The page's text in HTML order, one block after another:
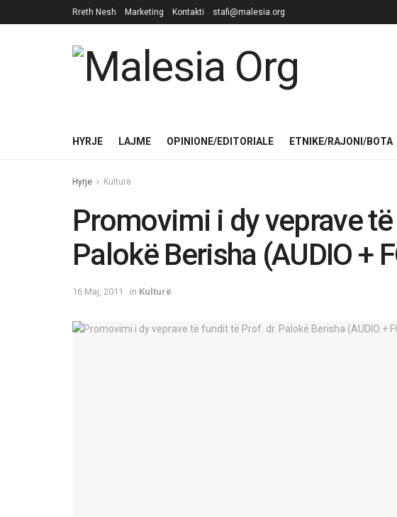
Rreth Nesh Marketing Kontakti stafi@malesia.org
HYRJE LAJME OPINIONE/EDITORIALE ETNIKE/RAJONI/BOTA
Hyrje Kulturë
Promovimi i dy veprave
Palokë Berisha (AUDIO +
16 Maj, 2011 in Kulturë